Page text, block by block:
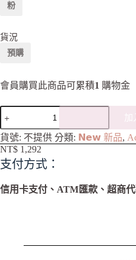
粉
貨況
預購
會員購買此商品可累積1 購物金
加
A
l
e
n
貨號: 不提供 分類: 𝗡𝗲𝘄 新品,
NT$ 1,292
支付方式：
信用卡支付、ATM匯款、超商